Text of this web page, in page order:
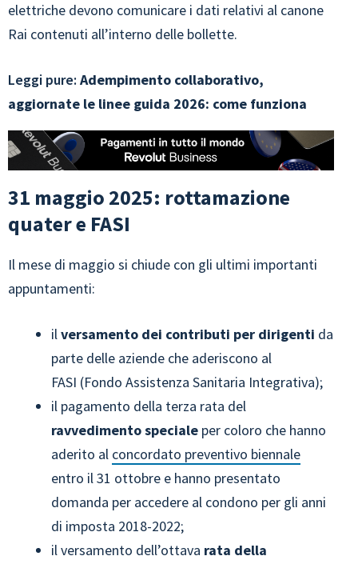
elettriche devono comunicare i dati relativi al canone
Rai contenuti all’interno delle bollette.
Leggi pure: Adempimento collaborativo,
aggiornate le linee guida 2026: come funziona
31 maggio 2025: rottamazione
quater e FASI
Il mese di maggio si chiude con gli ultimi importanti
appuntamenti:
ilversamento dei contributi per dirigenti da
parte delle aziende che aderiscono al
FASI (Fondo Assistenza Sanitaria Integrativa);
il pagamento della terza rata del
ravvedimento speciale per coloro che hanno
aderito al concordato preventivo biennale
entro il 31 ottobre e hanno presentato
domanda per accedere al condono per gli anni
di imposta 2018-2022;
il versamento dell’ottava rata della